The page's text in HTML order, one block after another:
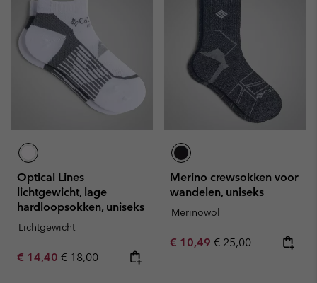
Optical Lines
lichtgewicht, lage
hardloopsokken, uniseks
Lichtgewicht
Sale price:
€ 14,40 Regular price:
€ 18,00
Merino crewsokken voor
wandelen, uniseks
Merinowol
Sale price:
€ 10,49 Regular price:
€ 25,00